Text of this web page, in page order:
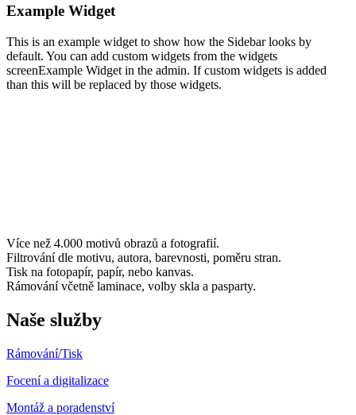
Example Widget
This is an example widget to show how the Sidebar looks by
default. You can add custom widgets from the widgets
screenExample Widget in the admin. If custom widgets is added
than this will be replaced by those widgets.
Více než 4.000 motivů obrazů a fotografií.
Filtrování dle motivu, autora, barevnosti, poměru stran.
Tisk na fotopapír, papír, nebo kanvas.
Rámování včetně laminace, volby skla a pasparty.
Naše služby
Rámování/Tisk
Focení a digitalizace
Montáž a poradenství